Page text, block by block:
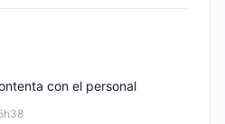
con el personal